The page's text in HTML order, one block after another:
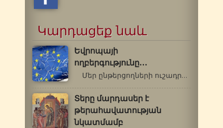
Կարդացեք նաև
Եվրոպայի
ողբերգությունը…
Մեր ընթերցողների ուշադրությանն…
Տերը մարդասեր է
թերահավատության
նկատմամբ